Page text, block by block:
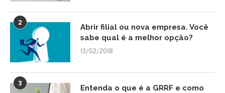
2
Abrir filial ou nova empresa. Você
sabe qual é a melhor opção?
13/02/2018
3
Entenda o que é a GRRF e como